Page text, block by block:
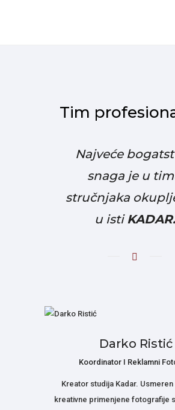
Tim
Najveće
snaga je u
stručnjaka
u istiKADAR.
Darko Ristić
Koordinator I Reklamni
Kreator studija Kadar. Usmeren
kreativne primenjene fotografije